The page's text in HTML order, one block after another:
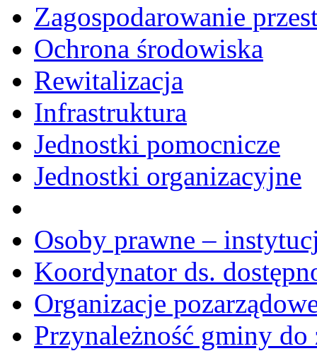
Zagospodarowanie
Ochrona środowiska
Rewitalizacja
Infrastruktura
Jednostki pomocnicze
Jednostki organizacyjne
Osoby prawne –
Koordynator ds.
Organizacje
Przynależność gminy